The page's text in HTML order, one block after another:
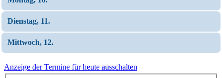
Dienstag, 11.
Mittwoch, 12.
Anzeige der Termine für heute ausschalten